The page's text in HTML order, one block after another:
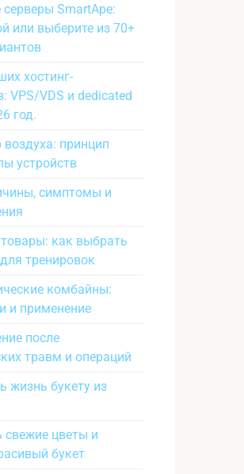
SmartApe:
или выберите из 70+
хостинг-
VPS/VDS и dedicated
год.
воздуха: принцип
устройств
симптомы и
как выбрать
тренировок
комбайны:
и применение
после
травм и операций
жизнь букету из
свежие цветы и
букет